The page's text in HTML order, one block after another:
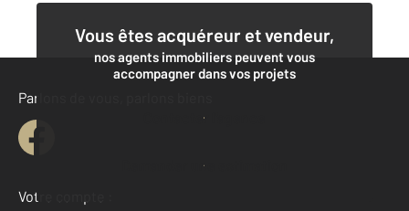
Vous êtes acquéreur et vendeur,
nos agents immobiliers peuvent vous
accompagner dans vos projets
Contacter l'agence
Demander une estimation
Parlons de vous, parlons biens
Votre compte :